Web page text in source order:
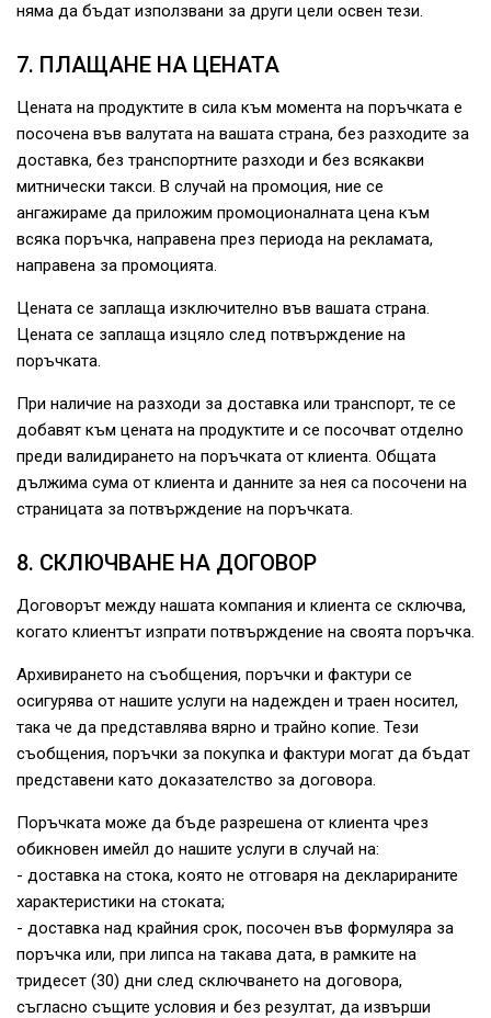
няма да бъдат използвани за други цели освен тези.
7. ПЛАЩАНЕ НА ЦЕНАТА
Цената на продуктите в сила към момента на поръчката е
посочена във валутата на вашата страна, без разходите за
доставка, без транспортните разходи и без всякакви
митнически такси. В случай на промоция, ние се
ангажираме да приложим промоционалната цена към
всяка поръчка, направена през периода на рекламата,
направена за промоцията.
Цената се заплаща изключително във вашата страна.
Цената се заплаща изцяло след потвърждение на
поръчката.
При наличие на разходи за доставка или транспорт, те се
добавят към цената на продуктите и се посочват отделно
преди валидирането на поръчката от клиента. Общата
дължима сума от клиента и данните за нея са посочени на
страницата за потвърждение на поръчката.
8. СКЛЮЧВАНЕ НА ДОГОВОР
Договорът между нашата компания и клиента се сключва,
когато клиентът изпрати потвърждение на своята поръчка.
Архивирането на съобщения, поръчки и фактури се
осигурява от нашите услуги на надежден и траен носител,
така че да представлява вярно и трайно копие. Тези
съобщения, поръчки за покупка и фактури могат да бъдат
представени като доказателство за договора.
Поръчката може да бъде разрешена от клиента чрез
обикновен имейл до нашите услуги в случай на:
- доставка на стока, която не отговаря на декларираните
характеристики на стоката;
- доставка над крайния срок, посочен във формуляра за
поръчка или, при липса на такава дата, в рамките на
тридесет (30) дни след сключването на договора,
съгласно същите условия и без резултат, да извърши